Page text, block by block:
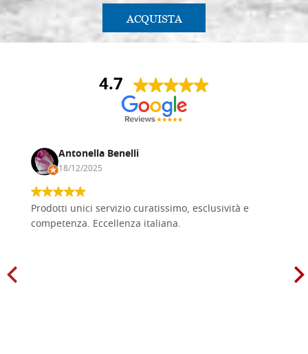
ACQUISTA
4.7
Antonella Benelli
18/12/2025
Prodotti unici servizio curatissimo, esclusività e
competenza. Eccellenza italiana.